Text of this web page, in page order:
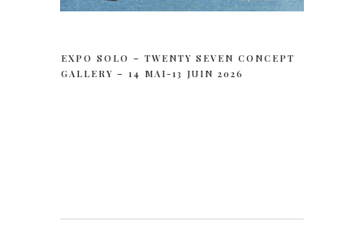
EXPO SOLO – TWENTY SEVEN CONCEPT
GALLERY – 14 MAI-13 JUIN 2026